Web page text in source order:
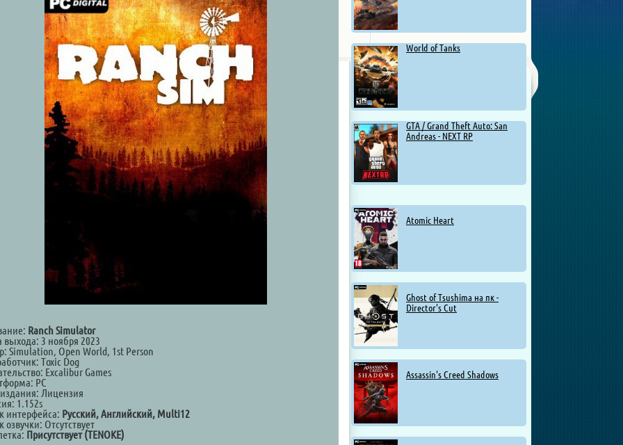
World of Tanks
GTA / Grand Theft Auto: San
Andreas - NEXT RP
Atomic Heart
Ghost of Tsushima на пк -
Director's Cut
Assassin's Creed Shadows
Ranch Simulator
выхода: 3 ноября 2023
Simulation, Open World, 1st Person
Toxic Dog
Excalibur Games
PC
Лицензия
1.152s
интерфейса: Русский, Английский, Multi12
озвучки: Отсутствует
Присутствует (TENOKE)